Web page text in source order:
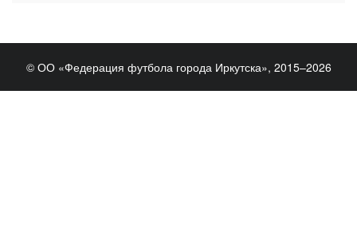
© ОО «Федерация футбола города Иркутска», 2015–2026